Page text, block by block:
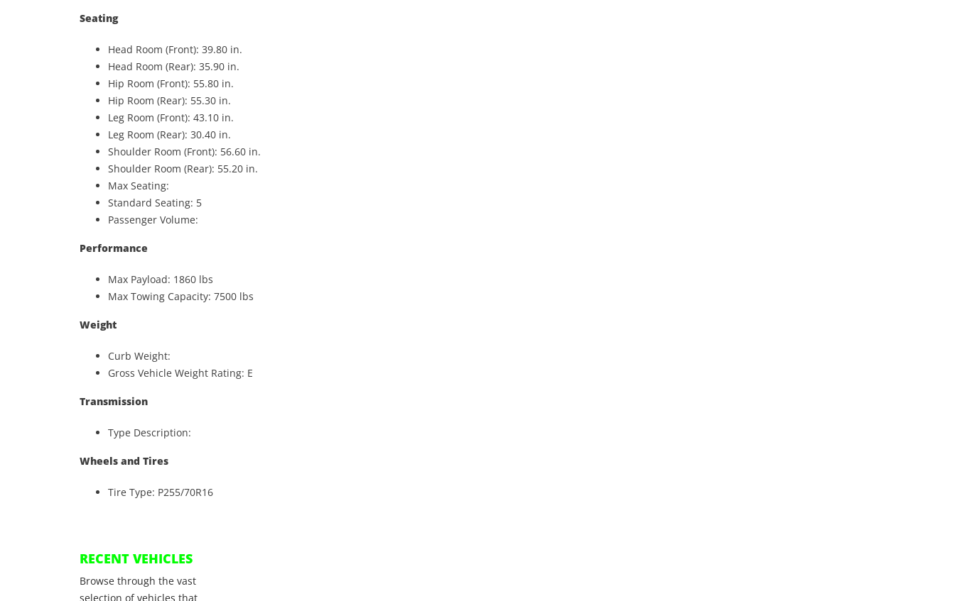
Seating
Head Room (Front): 39.80 in.
Head Room (Rear): 35.90 in.
Hip Room (Front): 55.80 in.
Hip Room (Rear): 55.30 in.
Leg Room (Front): 43.10 in.
Leg Room (Rear): 30.40 in.
Shoulder Room (Front): 56.60 in.
Shoulder Room (Rear): 55.20 in.
Max Seating:
Standard Seating: 5
Passenger Volume:
Performance
Max Payload: 1860 lbs
Max Towing Capacity: 7500 lbs
Weight
Curb Weight:
Gross Vehicle Weight Rating: E
Transmission
Type Description:
Wheels and Tires
Tire Type: P255/70R16
RECENT VEHICLES
Browse through the vast
selection of vehicles that